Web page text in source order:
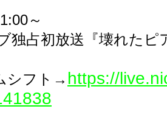
～
独占初放送『壊れたピ
シフト→ https://